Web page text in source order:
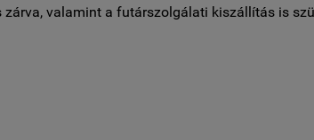
zárva, valamint a futárszolgálati kiszállítás is